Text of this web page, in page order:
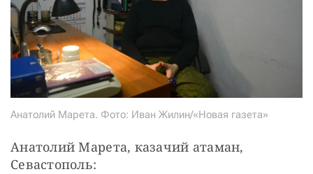
Анатолий Марета. Фото: Иван Жилин/«Новая газета»
Анатолий Марета, казачий атаман,
Севастополь: